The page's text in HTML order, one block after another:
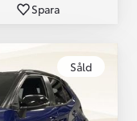
Spara
Såld